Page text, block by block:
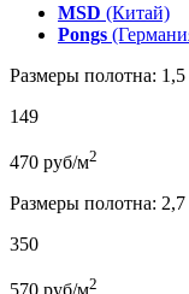
MSD (Китай)
Pongs
Размеры полотна:
149
470 руб/м2
Размеры полотна:
350
2